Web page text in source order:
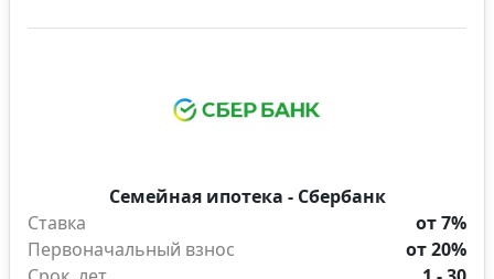
Семейная ипотека - Сбербанк
Ставка
от 7%
Первоначальный взнос
от 20%